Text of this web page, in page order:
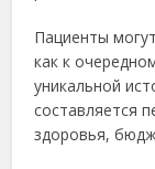
Пациенты
как к
уникальной
составляется
здоровья,